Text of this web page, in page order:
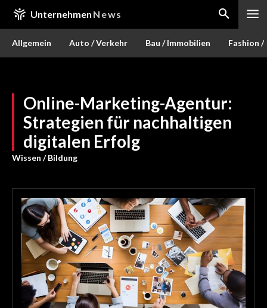
Unternehmen News
Allgemein Auto / Verkehr Bau / Immobilien Fashion /
Online-Marketing-Agentur:
Strategien für nachhaltigen
digitalen Erfolg
Wissen / Bildung